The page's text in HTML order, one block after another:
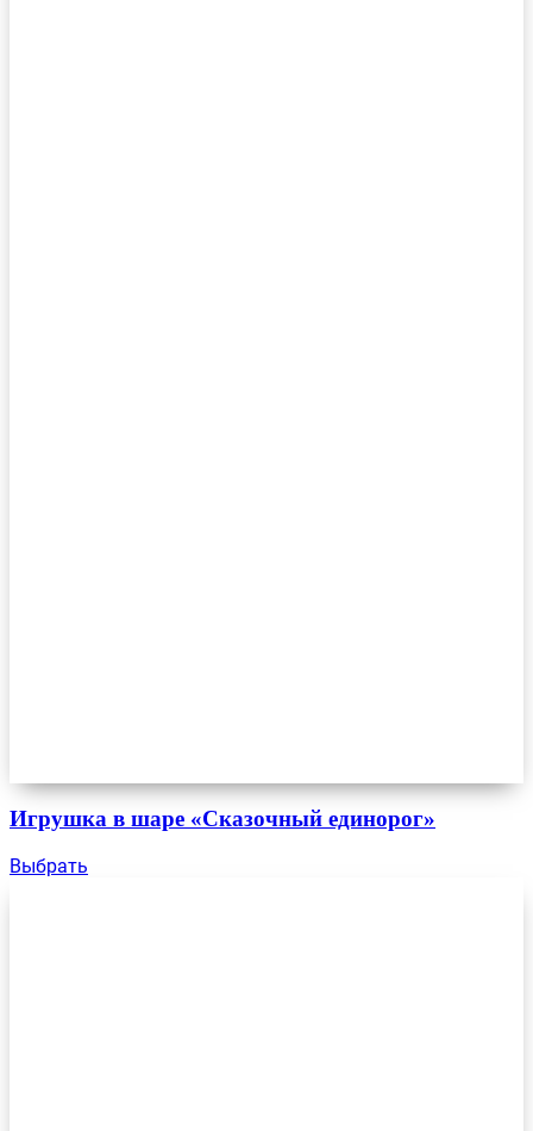
Игрушка в шаре «Сказочный единорог»
Выбрать